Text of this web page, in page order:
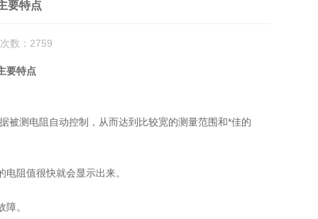
要特点
数：2759
特点
测电阻自动控制，从而达到比较宽的测量范围和*佳的
阻值很快就会显示出来。
。